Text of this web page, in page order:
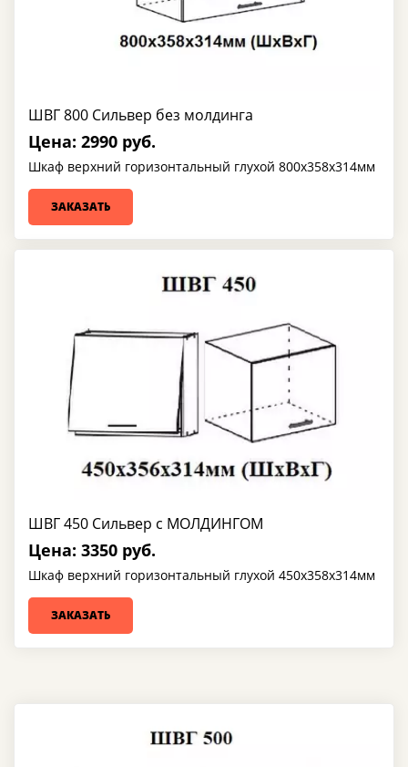
ШВГ 800 Сильвер без молдинга
Цена: 2990 руб.
Шкаф верхний горизонтальный глухой 800х358х314мм
ЗАКАЗАТЬ
ШВГ 450 Сильвер с МОЛДИНГОМ
Цена: 3350 руб.
Шкаф верхний горизонтальный глухой 450х358х314мм
ЗАКАЗАТЬ